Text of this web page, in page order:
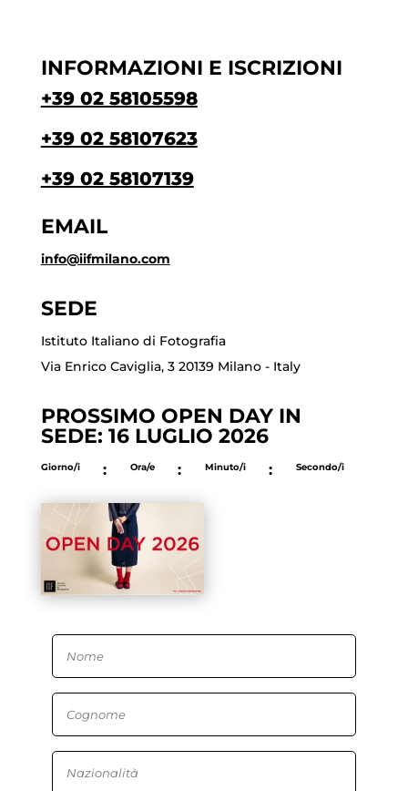
INFORMAZIONI E ISCRIZIONI
+39 02 58105598
+39 02 58107623
+39 02 58107139
EMAIL
info@iifmilano.com
SEDE
Istituto Italiano di Fotografia
Via Enrico Caviglia, 3 20139 Milano - Italy
PROSSIMO OPEN DAY IN
SEDE: 16 LUGLIO 2026
Giorno/i : Ora/e : Minuto/i : Secondo/i